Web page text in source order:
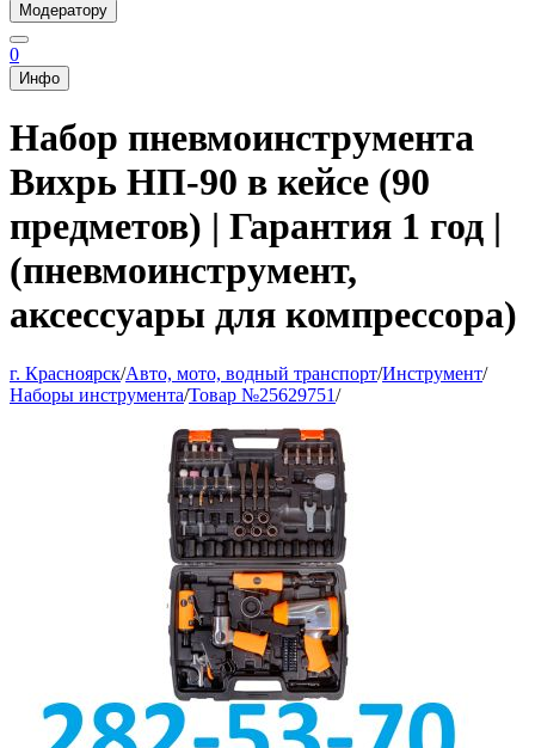
Модератору
0
Инфо
Набор пневмоинструмента
Вихрь НП-90 в кейсе (90
предметов) | Гарантия 1 год |
(пневмоинструмент,
аксессуары для компрессора)
г. Красноярск/Авто, мото, водный транспорт/Инструмент/
Наборы инструмента/Товар №25629751/